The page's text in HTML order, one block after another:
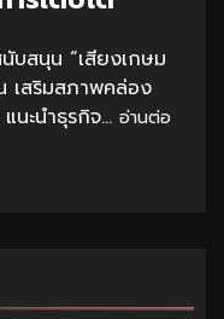
บสนุน “เสียงเกษม
เสริมสภาพคล่อง
นะนำธุรกิจ... อ่านต่อ